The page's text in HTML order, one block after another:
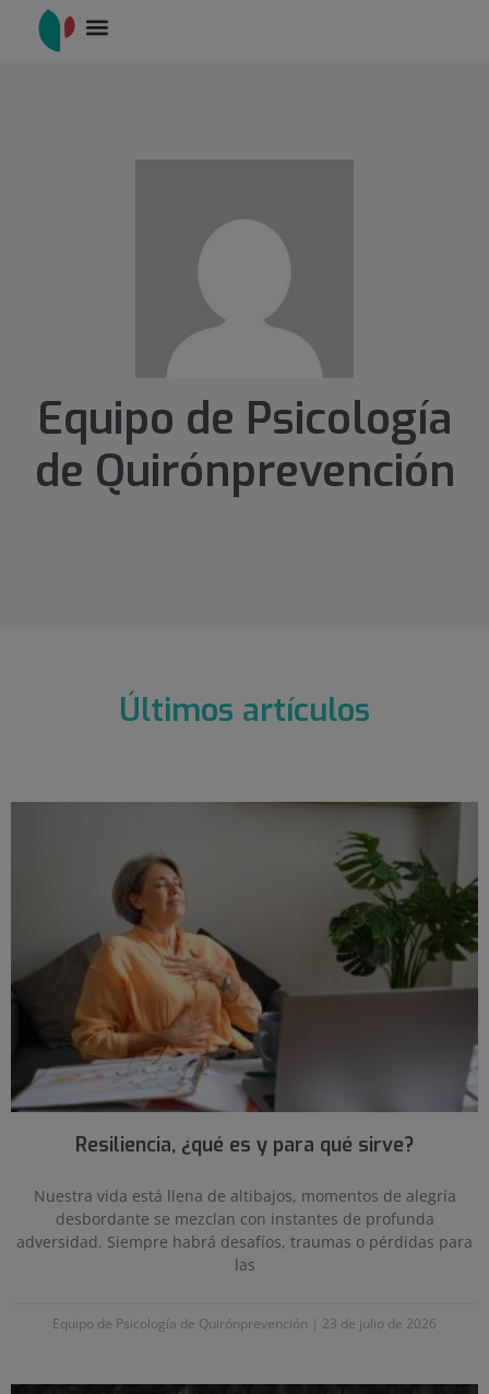
Equipo de Psicología
de Quirónprevención
Últimos artículos
Resiliencia, ¿qué es y para qué sirve?
Equipo de Psicología de Quirónprevención 23 de julio de 2026
Nuestra vida está llena de altibajos, momentos de alegría
desbordante se mezclan con instantes de profunda
adversidad. Siempre habrá desafíos, traumas o pérdidas para
las